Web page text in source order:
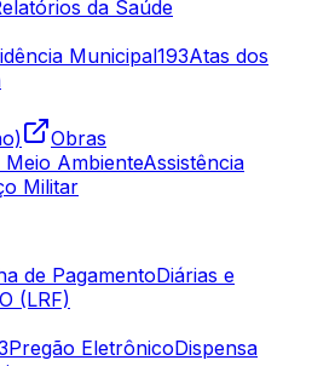
da Saúde
Municipal193Atas dos
Obras
AmbienteAssistência
Militar
de PagamentoDiárias e
(LRF)
Pregão EletrônicoDispensa